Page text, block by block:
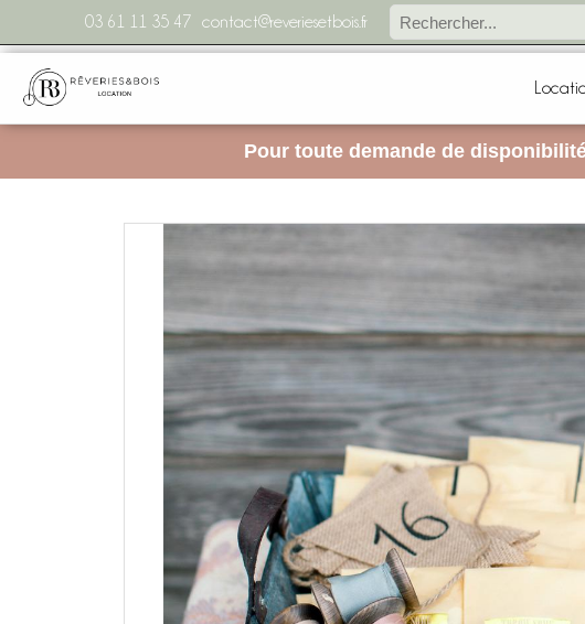
03 61 11 35 47 contact@reveriesetbois.fr
Pour toute demande de